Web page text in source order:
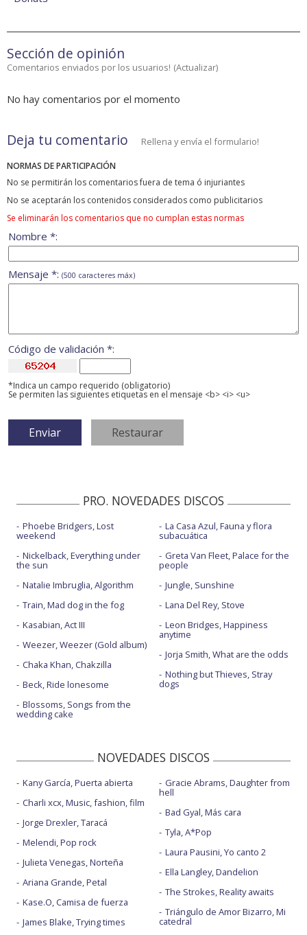
Sección de opinión
Comentarios enviados por los usuarios! (Actualizar)
No hay comentarios por el momento
Deja tu comentario Rellena y envía el formulario!
NORMAS DE PARTICIPACIÓN
No se permitirán los comentarios fuera de tema ó injuriantes
No se aceptarán los contenidos considerados como publicitarios
Se eliminarán los comentarios que no cumplan estas normas
Nombre *:
Mensaje *: (500 caracteres máx)
Código de validación *:
*Indica un campo requerido (obligatorio)
Se permiten las siguientes etiquetas en el mensaje <b> <i> <u>
PRO. NOVEDADES DISCOS
Phoebe Bridgers, Lost
weekend
Nickelback, Everything under
the sun
Natalie Imbruglia, Algorithm
Train, Mad dog in the fog
Kasabian, Act III
Weezer, Weezer (Gold album)
Chaka Khan, Chakzilla
Beck, Ride lonesome
Blossoms, Songs from the
wedding cake
La Casa Azul, Fauna y flora
subacuática
Greta Van Fleet, Palace for the
people
Jungle, Sunshine
Lana Del Rey, Stove
Leon Bridges, Happiness
anytime
Jorja Smith, What are the odds
Nothing but Thieves, Stray
dogs
NOVEDADES DISCOS
Kany García, Puerta abierta
Charli xcx, Music, fashion, film
Jorge Drexler, Taracá
Melendi, Pop rock
Julieta Venegas, Norteña
Ariana Grande, Petal
Kase.O, Camisa de fuerza
James Blake, Trying times
Gracie Abrams, Daughter from
hell
Bad Gyal, Más cara
Tyla, A*Pop
Laura Pausini, Yo canto 2
Ella Langley, Dandelion
The Strokes, Reality awaits
Triángulo de Amor Bizarro, Mi
catedral